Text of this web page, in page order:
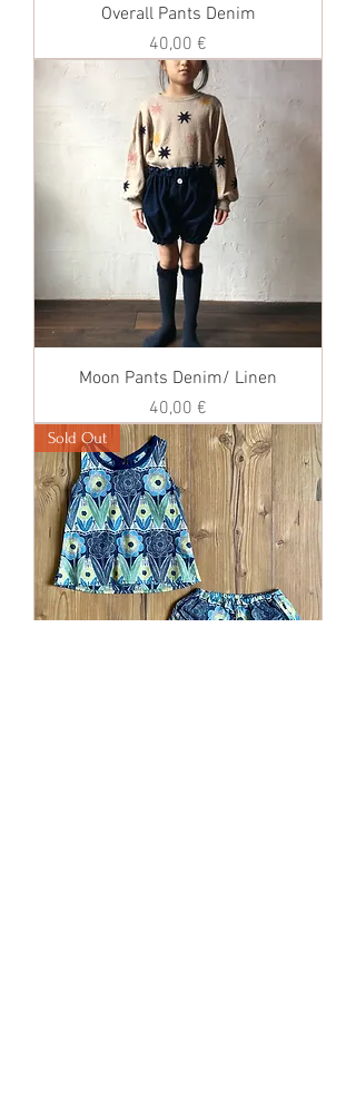
Overall Pants Denim
価格
40,00 €
Moon Pants Denim/ Linen
価格
40,00 €
Sold Out